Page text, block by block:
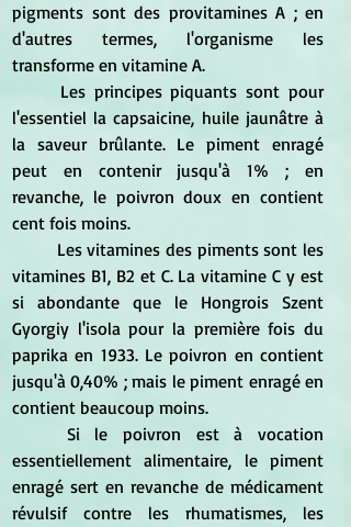
pigments sont des provitamines A ; en
d'autres termes, l'organisme les
transforme en vitamine A.
l'essentiel la capsaicine, huile jaunâtre à
la saveur brûlante. Le piment enragé
peut en contenir jusqu'à 1% ; en
revanche, le poivron doux en contient
cent fois moins.
vitamines B1, B2 et C. La vitamine C y est
si abondante que le Hongrois Szent
Gyorgiy l'isola pour la première fois du
paprika en 1933. Le poivron en contient
jusqu'à 0,40% ; mais le piment enragé en
contient beaucoup moins.
essentiellement alimentaire, le piment
enragé sert en revanche de médicament
révulsif contre les rhumatismes, les